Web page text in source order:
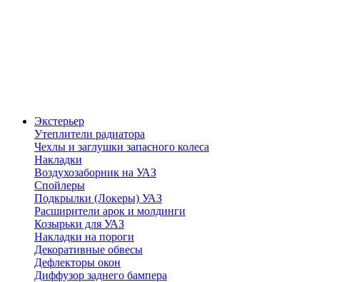
Экстерьер
Утеплители радиатора
Чехлы и заглушки запасного колеса
Накладки
Воздухозаборник на УАЗ
Спойлеры
Подкрылки (Локеры) УАЗ
Расширители арок и молдинги
Козырьки для УАЗ
Накладки на пороги
Декоративные обвесы
Дефлекторы окон
Диффузор заднего бампера